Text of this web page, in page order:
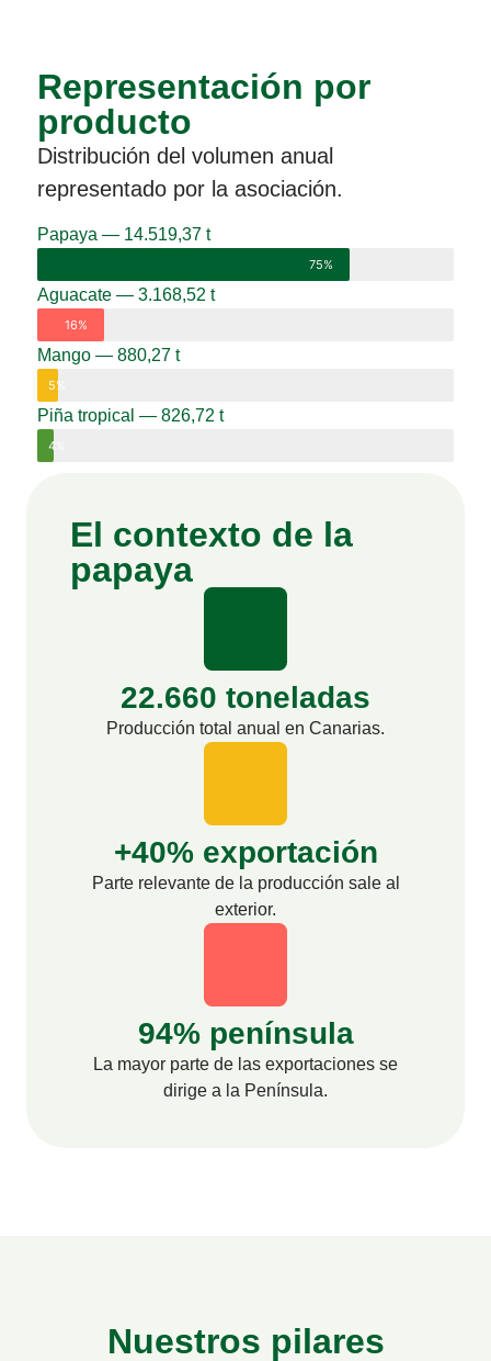
Representación por
producto
Distribución del volumen anual
representado por la asociación.
Papaya — 14.519,37 t
75%
Aguacate — 3.168,52 t
16%
Mango — 880,27 t
5%
Piña tropical — 826,72 t
4%
El contexto de la
papaya
22.660 toneladas
Producción total anual en Canarias.
+40% exportación
Parte relevante de la producción sale al
exterior.
94% península
La mayor parte de las exportaciones se
dirige a la Península.
Nuestros pilares